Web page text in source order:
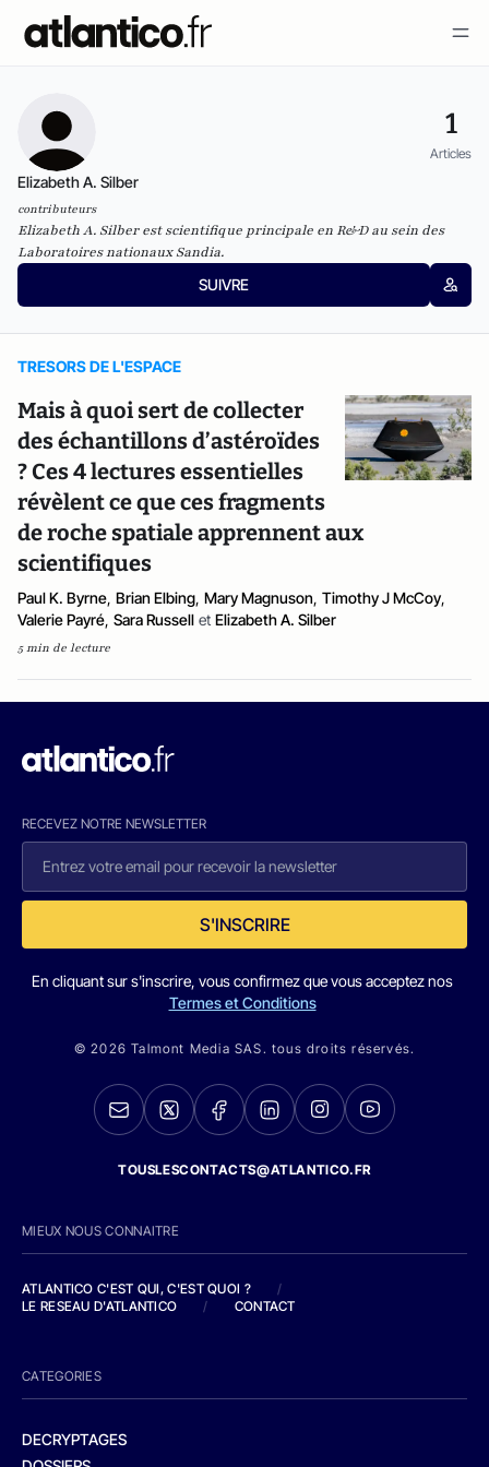
1
Articles
Elizabeth A. Silber
contributeurs
Elizabeth A. Silber est scientifique principale en R&D au sein des
Laboratoires nationaux Sandia.
SUIVRE
TRESORS DE L'ESPACE
Mais à quoi sert de collecter
des échantillons d’astéroïdes
? Ces 4 lectures essentielles
révèlent ce que ces fragments
de roche spatiale apprennent aux
scientifiques
Paul K. Byrne, Brian Elbing, Mary Magnuson, Timothy J McCoy,
Valerie Payré, Sara Russell et Elizabeth A. Silber
5 min de lecture
RECEVEZ NOTRE NEWSLETTER
S'INSCRIRE
En cliquant sur s'inscrire, vous confirmez que vous acceptez nos
Termes et Conditions
© 2026 Talmont Media SAS. tous droits réservés.
TOUSLESCONTACTS@ATLANTICO.FR
MIEUX NOUS CONNAITRE
ATLANTICO C'EST QUI, C'EST QUOI ?
/
LE RESEAU D'ATLANTICO
/ CONTACT
CATEGORIES
DECRYPTAGES